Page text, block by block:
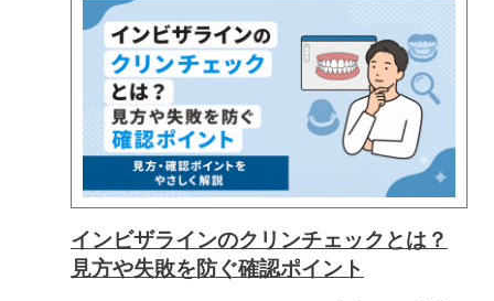
インビザラインのクリンチェックとは？
見方や失敗を防ぐ確認ポイント